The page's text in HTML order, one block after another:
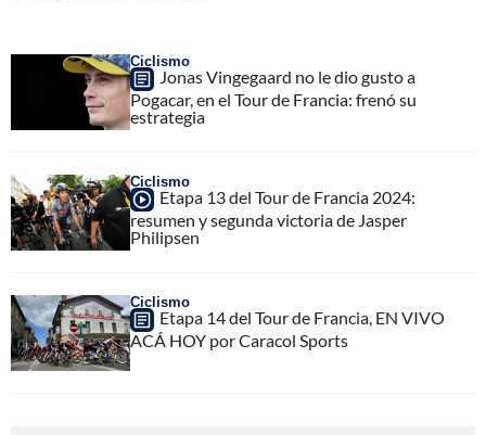
Ciclismo
Jonas Vingegaard no le dio gusto a
Pogacar, en el Tour de Francia: frenó su
estrategia
Ciclismo
Etapa 13 del Tour de Francia 2024:
resumen y segunda victoria de Jasper
Philipsen
Ciclismo
Etapa 14 del Tour de Francia, EN VIVO
ACÁ HOY por Caracol Sports